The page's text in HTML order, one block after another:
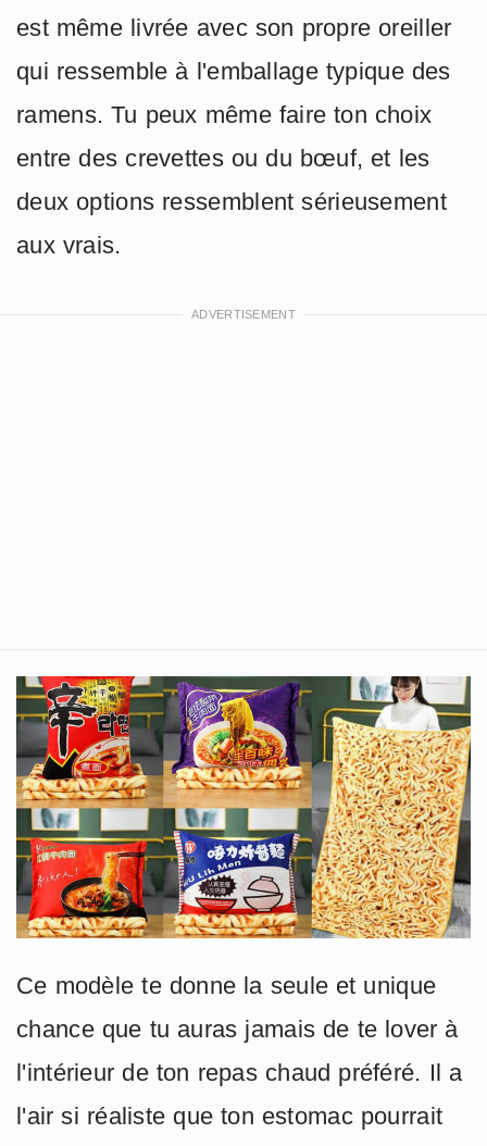
est même livrée avec son propre oreiller
qui ressemble à l'emballage typique des
ramens. Tu peux même faire ton choix
entre des crevettes ou du bœuf, et les
deux options ressemblent sérieusement
aux vrais.
Ce modèle te donne la seule et unique
chance que tu auras jamais de te lover à
l'intérieur de ton repas chaud préféré. Il a
l'air si réaliste que ton estomac pourrait